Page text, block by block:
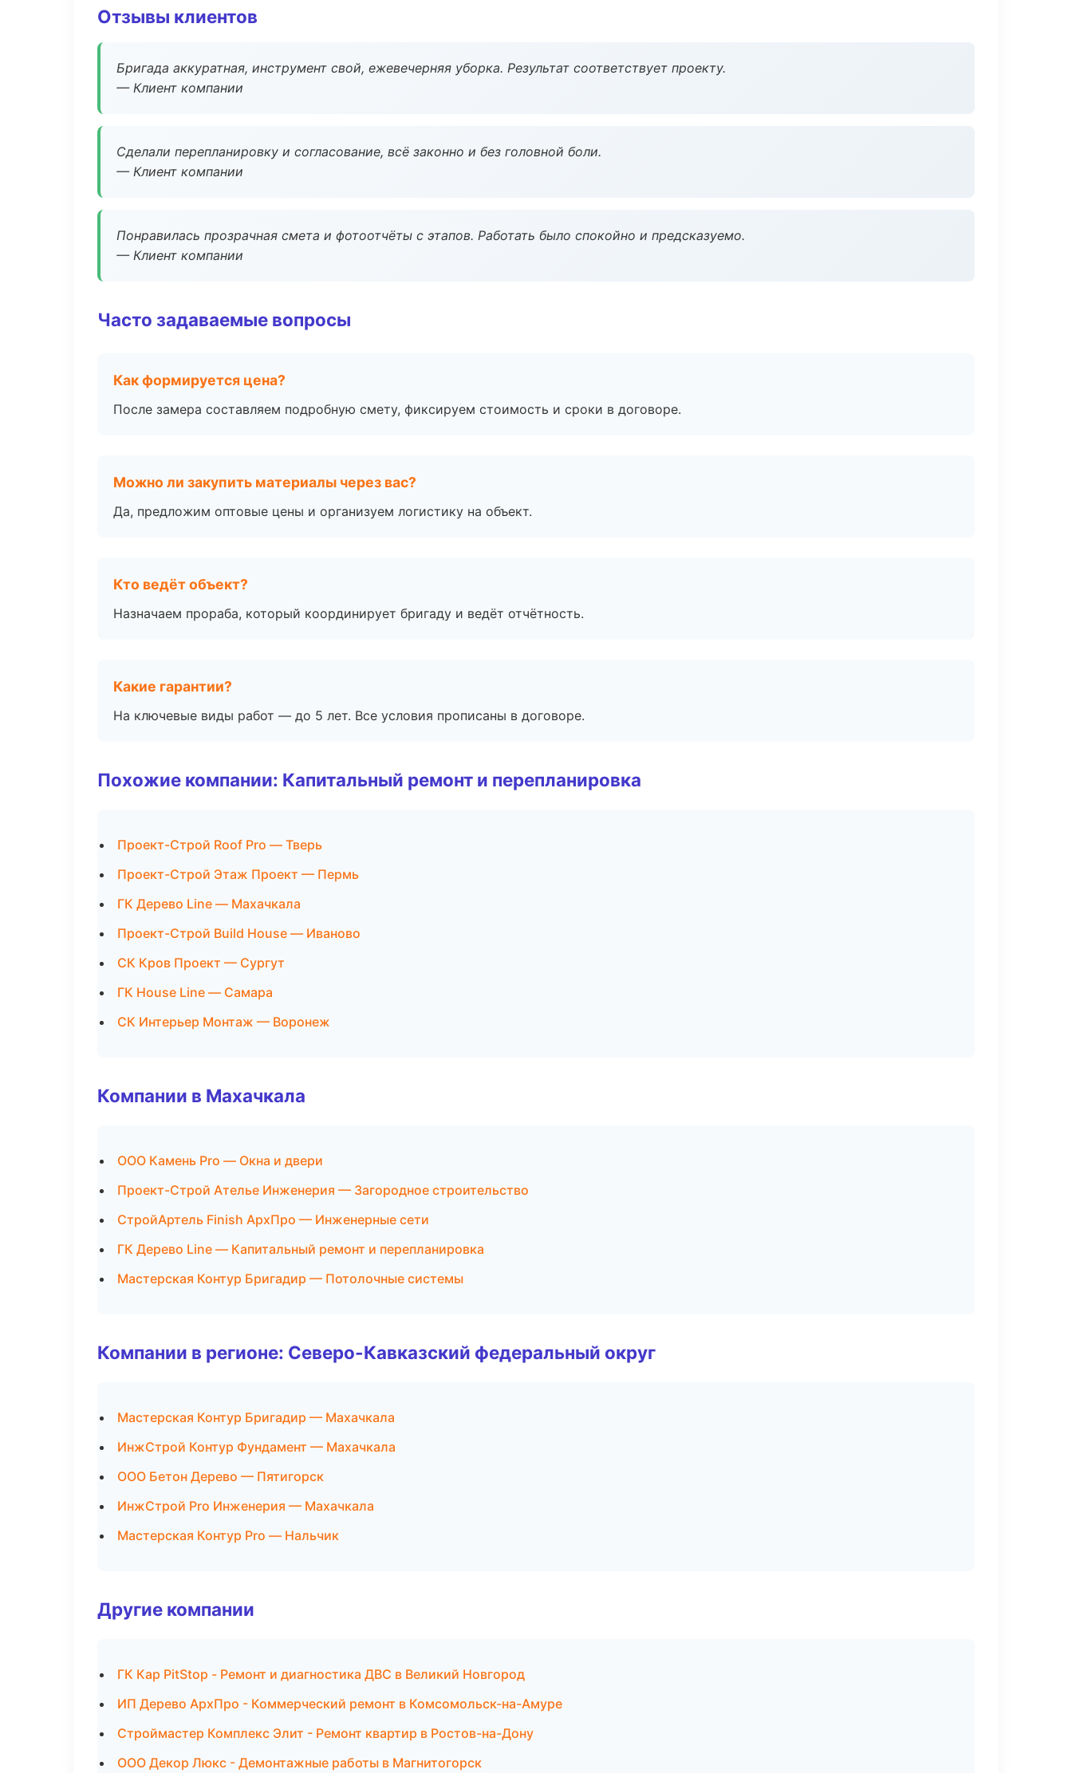
Отзывы клиентов
Бригада аккуратная, инструмент свой, ежевечерняя уборка. Результат соответствует проекту.
— Клиент компании
Сделали перепланировку и согласование, всё законно и без головной боли.
— Клиент компании
Понравилась прозрачная смета и фотоотчёты с этапов. Работать было спокойно и предсказуемо.
— Клиент компании
Часто задаваемые вопросы
Как формируется цена?
После замера составляем подробную смету, фиксируем стоимость и сроки в договоре.
Можно ли закупить материалы через вас?
Да, предложим оптовые цены и организуем логистику на объект.
Кто ведёт объект?
Назначаем прораба, который координирует бригаду и ведёт отчётность.
Какие гарантии?
На ключевые виды работ — до 5 лет. Все условия прописаны в договоре.
Похожие компании: Капитальный ремонт и перепланировка
Проект-Строй Roof Pro — Тверь
Проект-Строй Этаж Проект — Пермь
ГК Дерево Line — Махачкала
Проект-Строй Build House — Иваново
СК Кров Проект — Сургут
ГК House Line — Самара
СК Интерьер Монтаж — Воронеж
Компании в Махачкала
ООО Камень Pro — Окна и двери
Проект-Строй Ателье Инженерия — Загородное строительство
СтройАртель Finish АрхПро — Инженерные сети
ГК Дерево Line — Капитальный ремонт и перепланировка
Мастерская Контур Бригадир — Потолочные системы
Компании в регионе: Северо-Кавказский федеральный округ
Мастерская Контур Бригадир — Махачкала
ИнжСтрой Контур Фундамент — Махачкала
ООО Бетон Дерево — Пятигорск
ИнжСтрой Pro Инженерия — Махачкала
Мастерская Контур Pro — Нальчик
Другие компании
ГК Кар PitStop - Ремонт и диагностика ДВС в Великий Новгород
ИП Дерево АрхПро - Коммерческий ремонт в Комсомольск-на-Амуре
Строймастер Комплекс Элит - Ремонт квартир в Ростов-на-Дону
ООО Декор Люкс - Демонтажные работы в Магнитогорск